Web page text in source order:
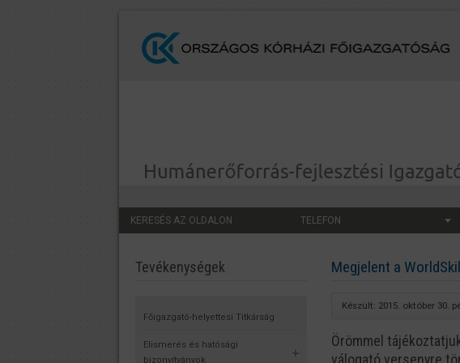
KERESÉS AZ OLDALON TELEFON
Tevékenységek
Főigazgató-helyettesi Titkárság
Elismerés és hatósági
bizonyítványok
Megjelent a
Készült: 2015. október 30.
Örömmel